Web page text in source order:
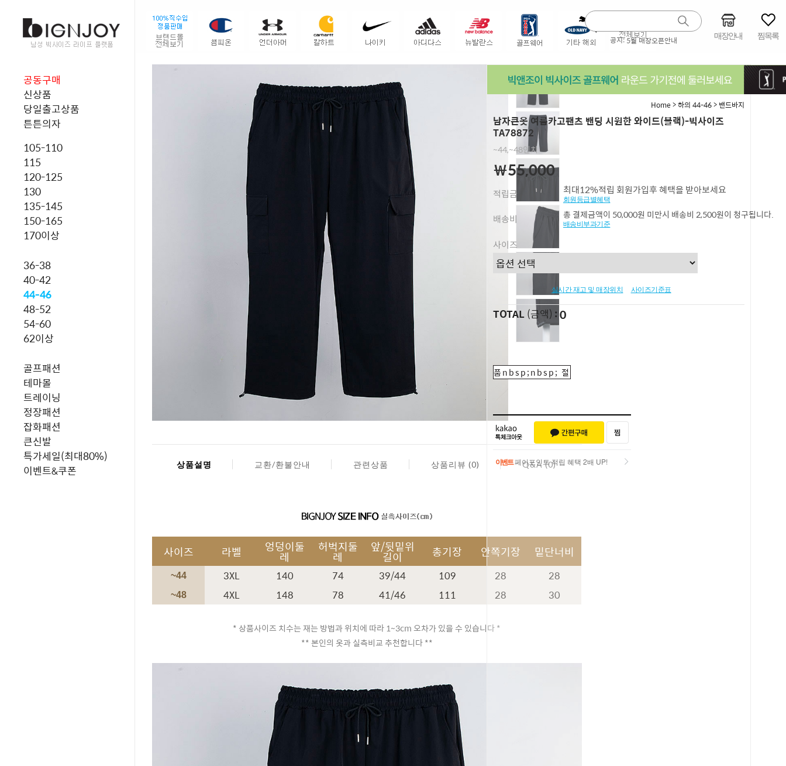
공지:5월 매장오픈안내 매장안내 찜목록
공동구매
신상품
당일출고상품
튼튼의자
105-110
115
120-125
130
135-145
150-165
170이상
36-38
40-42
44-46
48-52
54-60
62이상
골프패션
테마몰
트레이닝
정장패션
잡화패션
큰신발
특가세일(최대80%)
이벤트&쿠폰
Home>하의 44-46> 밴드바지
남자큰옷 여름카고팬츠 밴딩 시원한 와이드(블랙)-빅사이즈
TA78872
~44,~48인치
￦55,000
적립금 최대12%적립 회원가입후 혜택을 받아보세요
회원등급별혜택
배송비 총 결제금액이 50,000원 미만시 배송비 2,500원이 청구됩니다.
배송비부과기준
사이즈
실시간 재고 및 매장위치 사이즈기준표
TOTAL(금액) 0
품nbsp;nbsp; 절
이벤트페이포인트 적립 혜택 2배 UP!
상품설명 교환/환불안내 관련상품 상품리뷰 (0) Q&A (0)
사이즈 라벨 엉덩이둘
레
허벅지둘
레
앞/뒷밑위
길이 총기장 안쪽기장 밑단너비
~44 3XL 140 74 39/44 109 28 28
~48 4XL 148 78 41/46 111 28 30
* 상품사이즈 치수는 재는 방법과 위치에 따라 1~3cm 오차가 있을 수 있습니다 *
** 본인의 옷과 실측비교 추천합니다 **